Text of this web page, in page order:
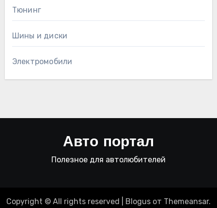
Тюнинг
Шины и диски
Электромобили
Авто портал
Полезное для автолюбителей
Copyright © All rights reserved Blogus от Themeansar.